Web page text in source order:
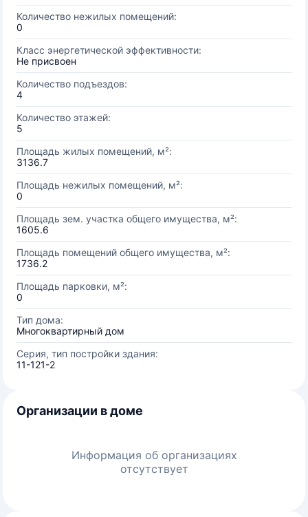
Количество нежилых помещений:
0
Класс энергетической эффективности:
Не присвоен
Количество подъездов:
4
Количество этажей:
5
Площадь жилых помещений, м²:
3136.7
Площадь нежилых помещений, м²:
0
Площадь зем. участка общего имущества, м²:
1605.6
Площадь помещений общего имущества, м²:
1736.2
Площадь парковки, м²:
0
Тип дома:
Многоквартирный дом
Серия, тип постройки здания:
11-121-2
Организации в доме
Информация об организациях
отсутствует